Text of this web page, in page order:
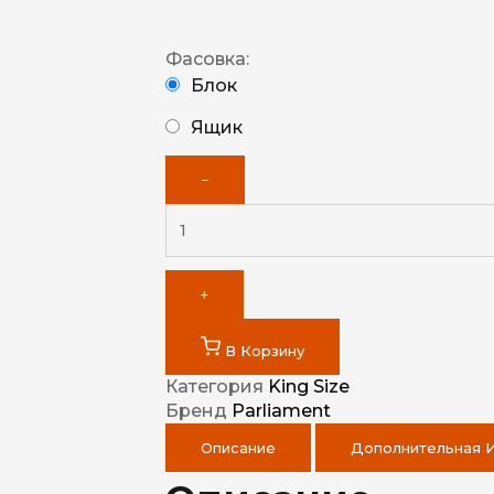
Фасовка:
Блок
Ящик
−
+
В Корзину
Категория King Size
Бренд Parliament
Описание Дополнительная